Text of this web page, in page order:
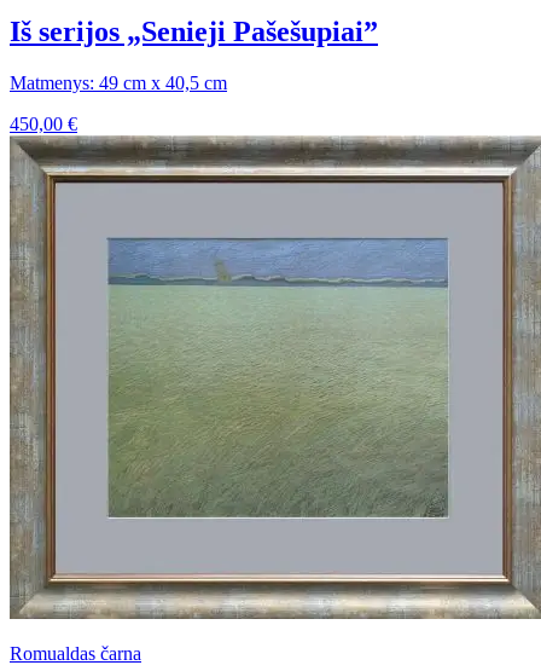
Iš serijos „Senieji Pašešupiai”
Matmenys: 49 cm x 40,5 cm
450,00 €
Romualdas čarna